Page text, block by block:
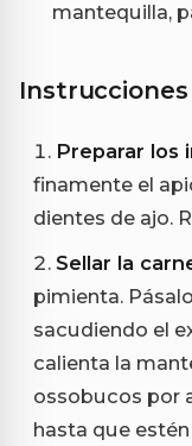
mantequilla,
Preparar los
finamente el
dientes de ajo.
Sellar la
pimienta.
sacudiendo el
calienta la
ossobucos por
hasta que